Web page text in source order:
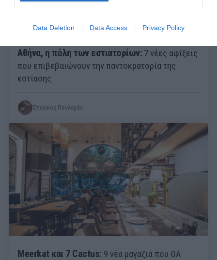
Data Deletion Data Access Privacy Policy
Αθήνα, η πόλη των εστιατορίων: 7 νέες αφίξεις
που επιβεβαιώνουν την παντοκρατορία της
εστίασης
Στέργιος Πουλερές
Meerkat και 7 Cactus: 9 νέα μαγαζιά που ΘΑ